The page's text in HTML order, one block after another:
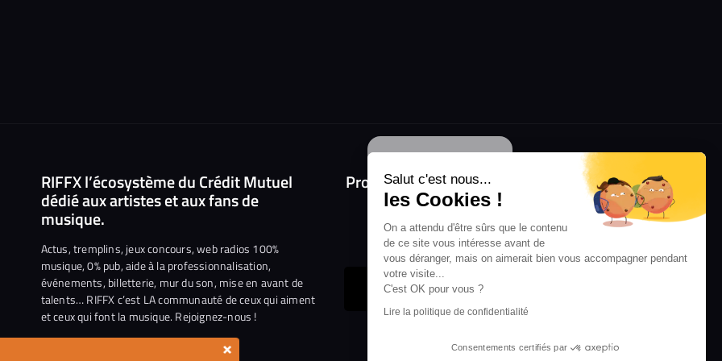
Salut c'est nous...
les Cookies !
On a attendu d'être sûrs que le contenu
de ce site vous intéresse avant de
vous déranger, mais on aimerait bien vous accompagner pendant
votre visite...
C'est OK pour vous ?
Lire la politique de confidentialité
Consentements certifiés par
RIFFX l’écosystème du Crédit Mutuel
dédié aux artistes et aux fans de
musique.
Actus, tremplins, jeux concours, web radios 100%
musique, 0% pub, aide à la professionnalisation,
événements, billetterie, mur du son, mise en avant de
talents… RIFFX c’est LA communauté de ceux qui aiment
et ceux qui font la musique. Rejoignez-nous !
Prolongez l'expérience avec l'application
RIFFX !
Disponible sur l'App Store et Google Play
×